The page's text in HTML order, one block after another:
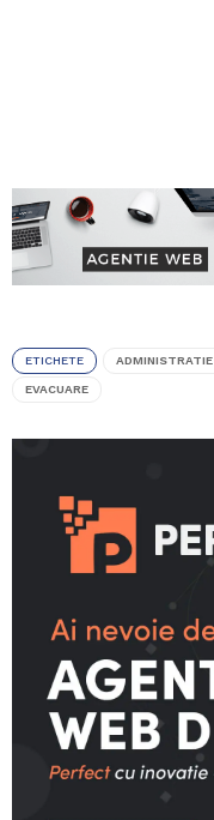
ETICHETE ADMINISTRATIE
EVACUARE